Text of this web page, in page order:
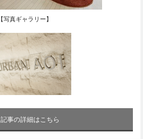
【写真ギャラリー】
記事の詳細はこちら